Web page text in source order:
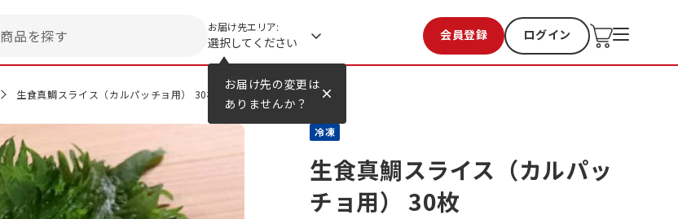
お届け先の変更は
ありませんか？
商品を探す お届け先エリア:
選択してください 会員登録 ログイン
お気に入り 過去購入
生食真鯛スライス（カルパッチョ用） 30枚
冷凍
生食真鯛スライス（カルパッ
チョ用） 30枚